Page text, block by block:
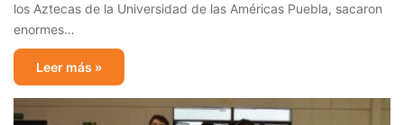
los Aztecas de la Universidad de las Américas Puebla, sacaron
enormes…
Leer más »